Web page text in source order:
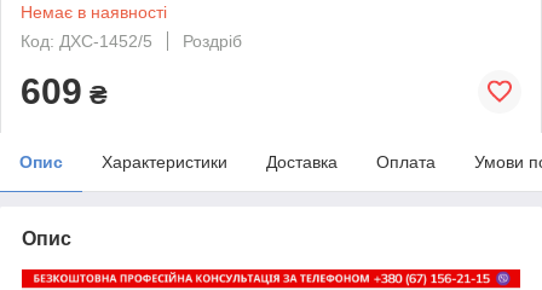
Немає в наявності
Код: ДХС-1452/5
Роздріб
609 ₴
Опис Характеристики Доставка Оплата Умови
Опис